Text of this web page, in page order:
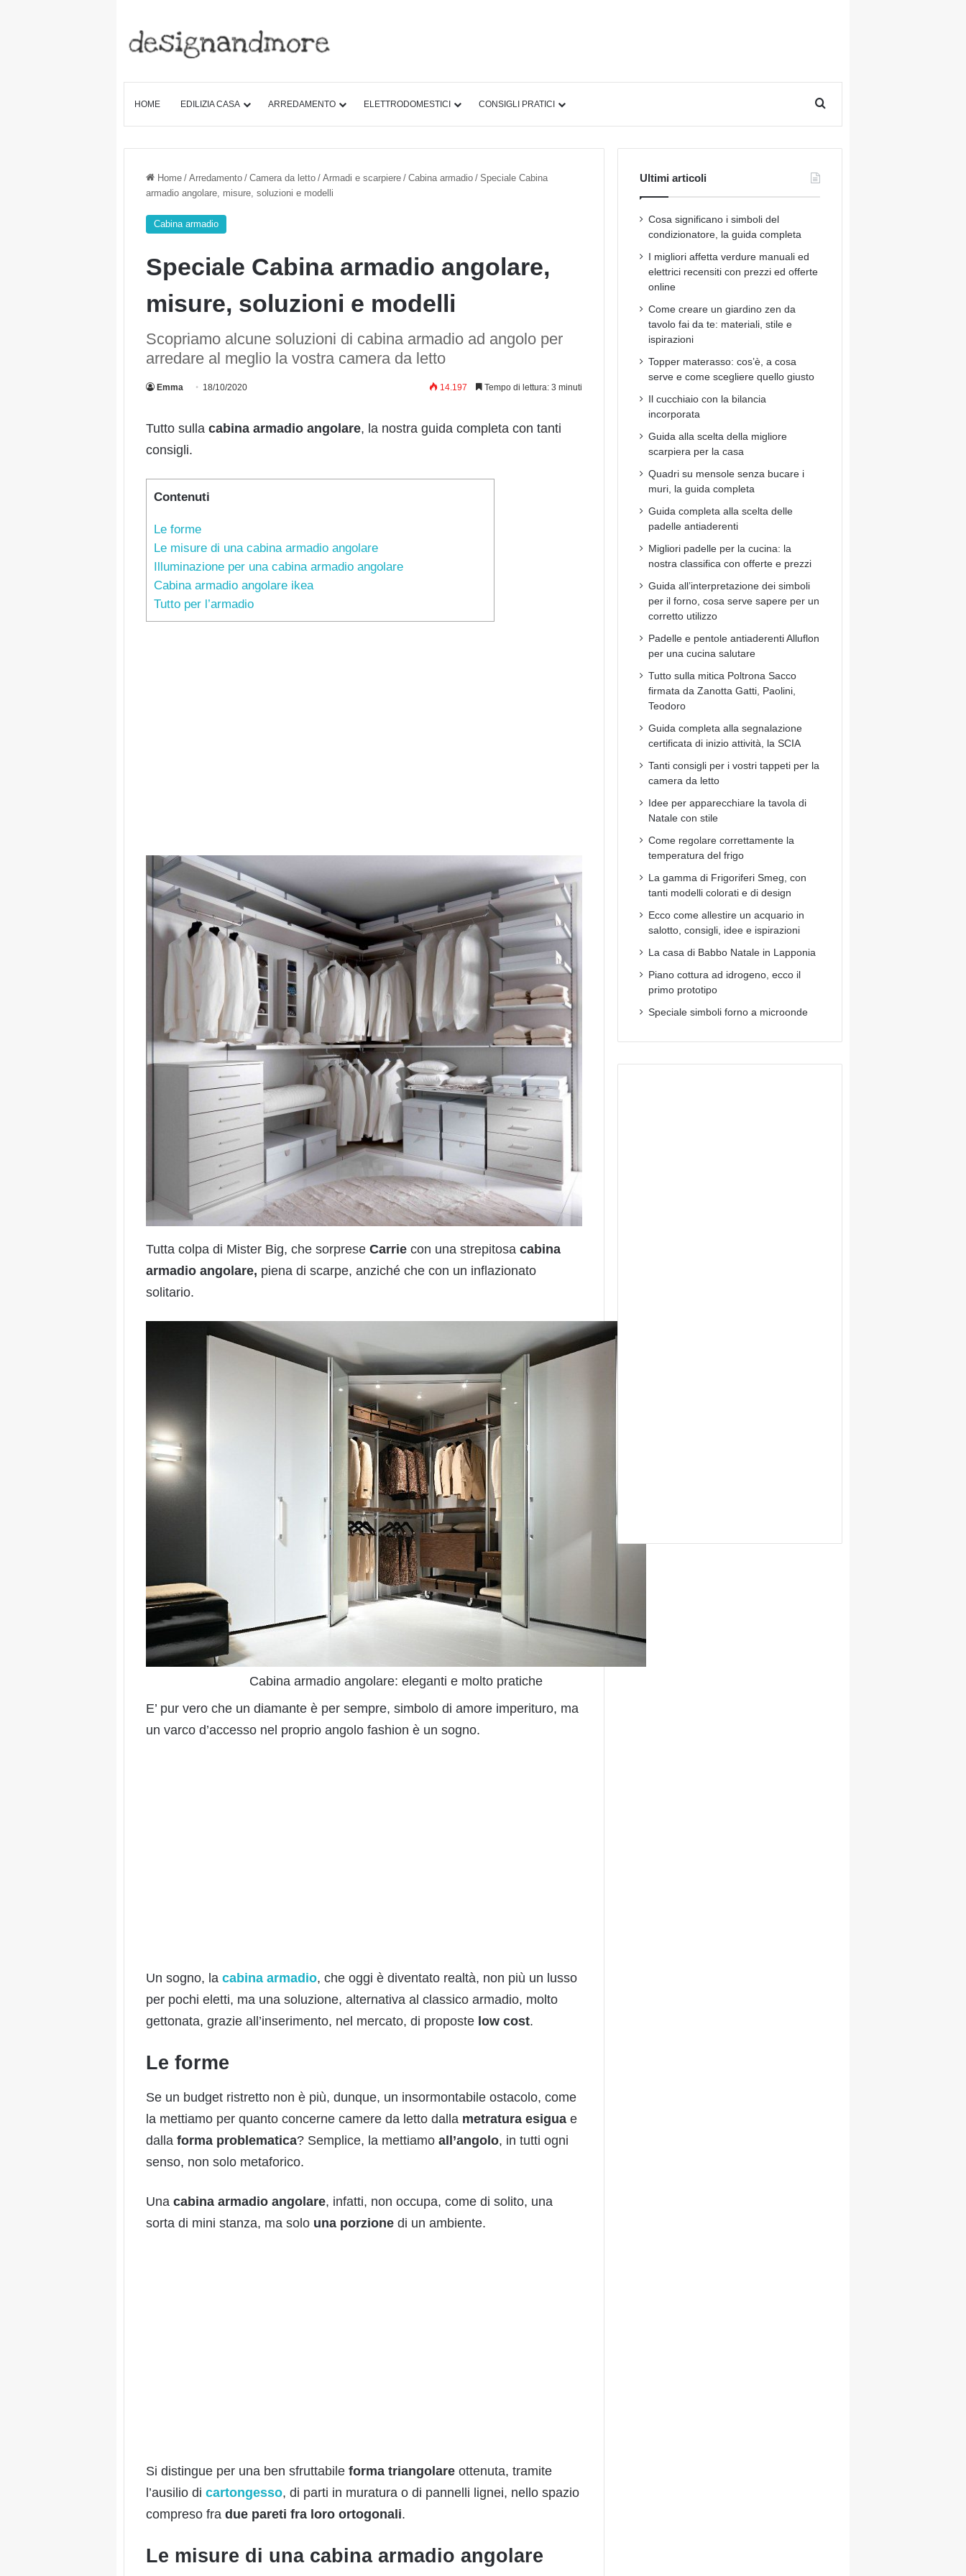
HOME EDILIZIA CASA ARREDAMENTO ELETTRODOMESTICI CONSIGLI PRATICI
Home / Arredamento / Camera da letto / Armadi e scarpiere / Cabina armadio / Speciale Cabina
armadio angolare, misure, soluzioni e modelli
Cabina armadio
Speciale Cabina armadio angolare,
misure, soluzioni e modelli
Scopriamo alcune soluzioni di cabina armadio ad angolo per
arredare al meglio la vostra camera da letto
Emma 18/10/2020 14.197 Tempo di lettura: 3 minuti
Tutto sulla cabina armadio angolare, la nostra guida completa con tanti
consigli.
Contenuti
Le forme
Le misure di una cabina armadio angolare
Illuminazione per una cabina armadio angolare
Cabina armadio angolare ikea
Tutto per l’armadio
Tutta colpa di Mister Big, che sorprese Carrie con una strepitosa cabina
armadio angolare, piena di scarpe, anziché che con un inflazionato
solitario.
Cabina armadio angolare: eleganti e molto pratiche
E’ pur vero che un diamante è per sempre, simbolo di amore imperituro, ma
un varco d’accesso nel proprio angolo fashion è un sogno.
Un sogno, la cabina armadio, che oggi è diventato realtà, non più un lusso
per pochi eletti, ma una soluzione, alternativa al classico armadio, molto
gettonata, grazie all’inserimento, nel mercato, di proposte low cost.
Le forme
Se un budget ristretto non è più, dunque, un insormontabile ostacolo, come
la mettiamo per quanto concerne camere da letto dalla metratura esigua e
dalla forma problematica? Semplice, la mettiamo all’angolo, in tutti ogni
senso, non solo metaforico.
Una cabina armadio angolare, infatti, non occupa, come di solito, una
sorta di mini stanza, ma solo una porzione di un ambiente.
Si distingue per una ben sfruttabile forma triangolare ottenuta, tramite
l’ausilio di cartongesso, di parti in muratura o di pannelli lignei, nello spazio
compreso fra due pareti fra loro ortogonali.
Le misure di una cabina armadio angolare
Ultimi articoli
Cosa significano i simboli del
condizionatore, la guida completa
I migliori affetta verdure manuali ed
elettrici recensiti con prezzi ed offerte
online
Come creare un giardino zen da
tavolo fai da te: materiali, stile e
ispirazioni
Topper materasso: cos’è, a cosa
serve e come scegliere quello giusto
Il cucchiaio con la bilancia
incorporata
Guida alla scelta della migliore
scarpiera per la casa
Quadri su mensole senza bucare i
muri, la guida completa
Guida completa alla scelta delle
padelle antiaderenti
Migliori padelle per la cucina: la
nostra classifica con offerte e prezzi
Guida all’interpretazione dei simboli
per il forno, cosa serve sapere per un
corretto utilizzo
Padelle e pentole antiaderenti Alluflon
per una cucina salutare
Tutto sulla mitica Poltrona Sacco
firmata da Zanotta Gatti, Paolini,
Teodoro
Guida completa alla segnalazione
certificata di inizio attività, la SCIA
Tanti consigli per i vostri tappeti per la
camera da letto
Idee per apparecchiare la tavola di
Natale con stile
Come regolare correttamente la
temperatura del frigo
La gamma di Frigoriferi Smeg, con
tanti modelli colorati e di design
Ecco come allestire un acquario in
salotto, consigli, idee e ispirazioni
La casa di Babbo Natale in Lapponia
Piano cottura ad idrogeno, ecco il
primo prototipo
Speciale simboli forno a microonde